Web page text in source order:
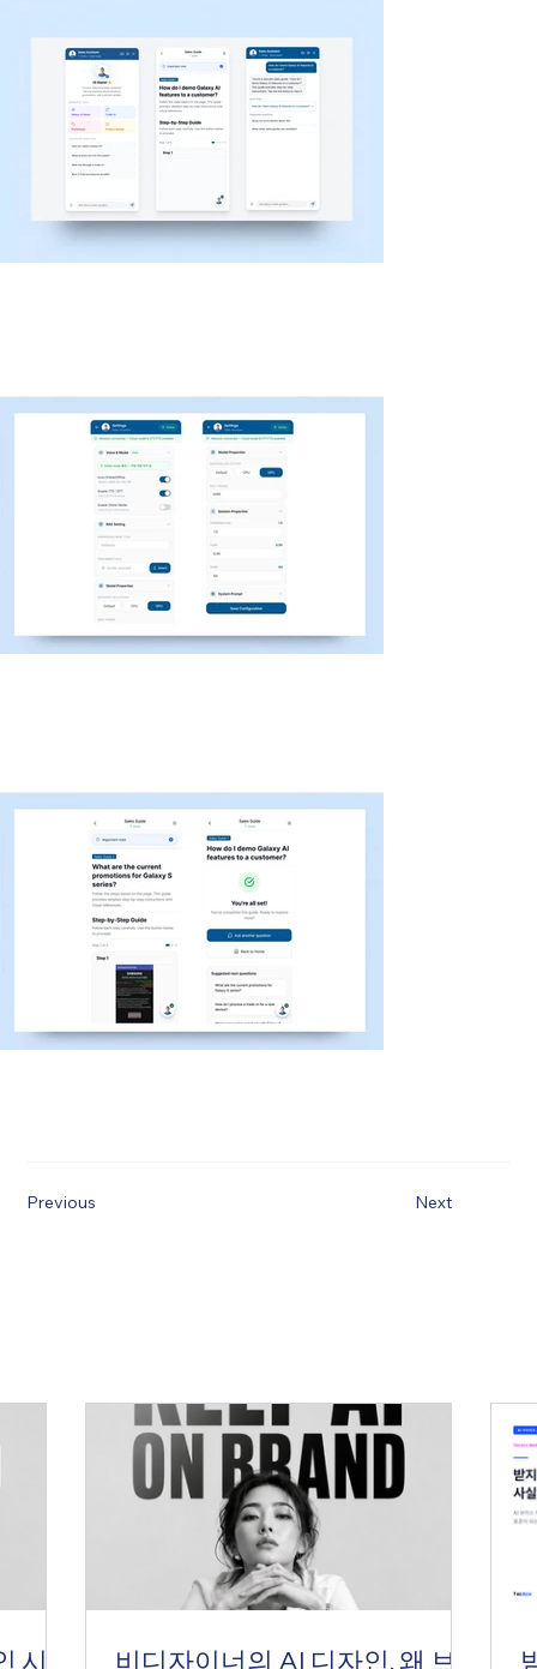
Previous Next
시스 비디자이너의 AI 디자인, 왜 브